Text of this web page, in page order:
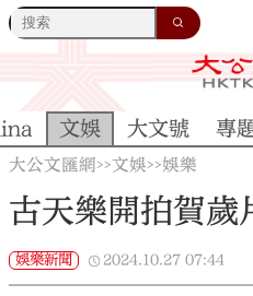
文娛 大文號 專
大公文匯網>>文娛>>娛樂
古天樂開拍賀
娛樂新聞 2024.10.27 07:44